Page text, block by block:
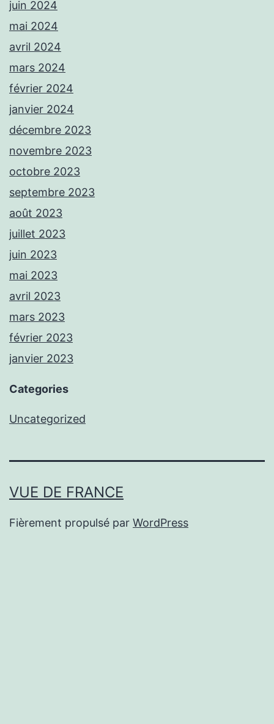
juin 2024
mai 2024
avril 2024
mars 2024
février 2024
janvier 2024
décembre 2023
novembre 2023
octobre 2023
septembre 2023
août 2023
juillet 2023
juin 2023
mai 2023
avril 2023
mars 2023
février 2023
janvier 2023
Categories
Uncategorized
VUE DE FRANCE
Fièrement propulsé par WordPress